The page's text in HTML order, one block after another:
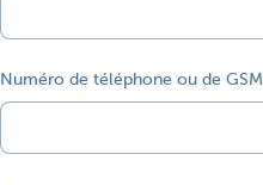
Numéro de téléphone ou de GSM